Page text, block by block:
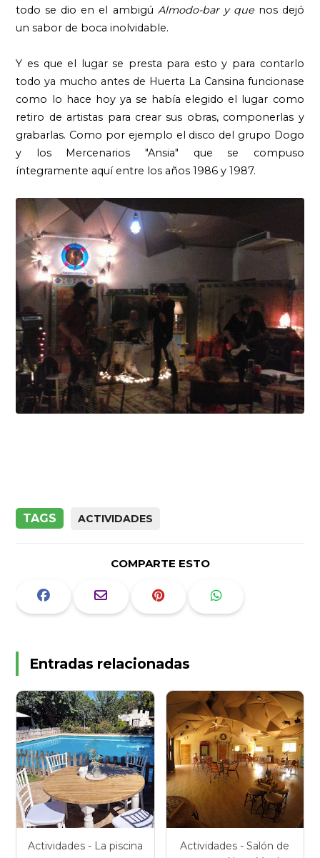
todo se dio en el ambigú Almodo-bar y quenos dejó
un sabor de boca inolvidable.
Y es que el lugar se presta para esto y para contarlo
todo ya mucho antes de Huerta La Cansina funcionase
como lo hace hoy ya se había elegido el lugar como
retiro de artistas para crear sus obras, componerlas y
grabarlas. Como por ejemplo el disco del grupo Dogo
y los Mercenarios "Ansia" que se compuso
íntegramente aquí entre los años 1986 y 1987.
TAGS ACTIVIDADES
COMPARTE ESTO
Entradas relacionadas
Actividades - La piscina
Actividades - Salón de